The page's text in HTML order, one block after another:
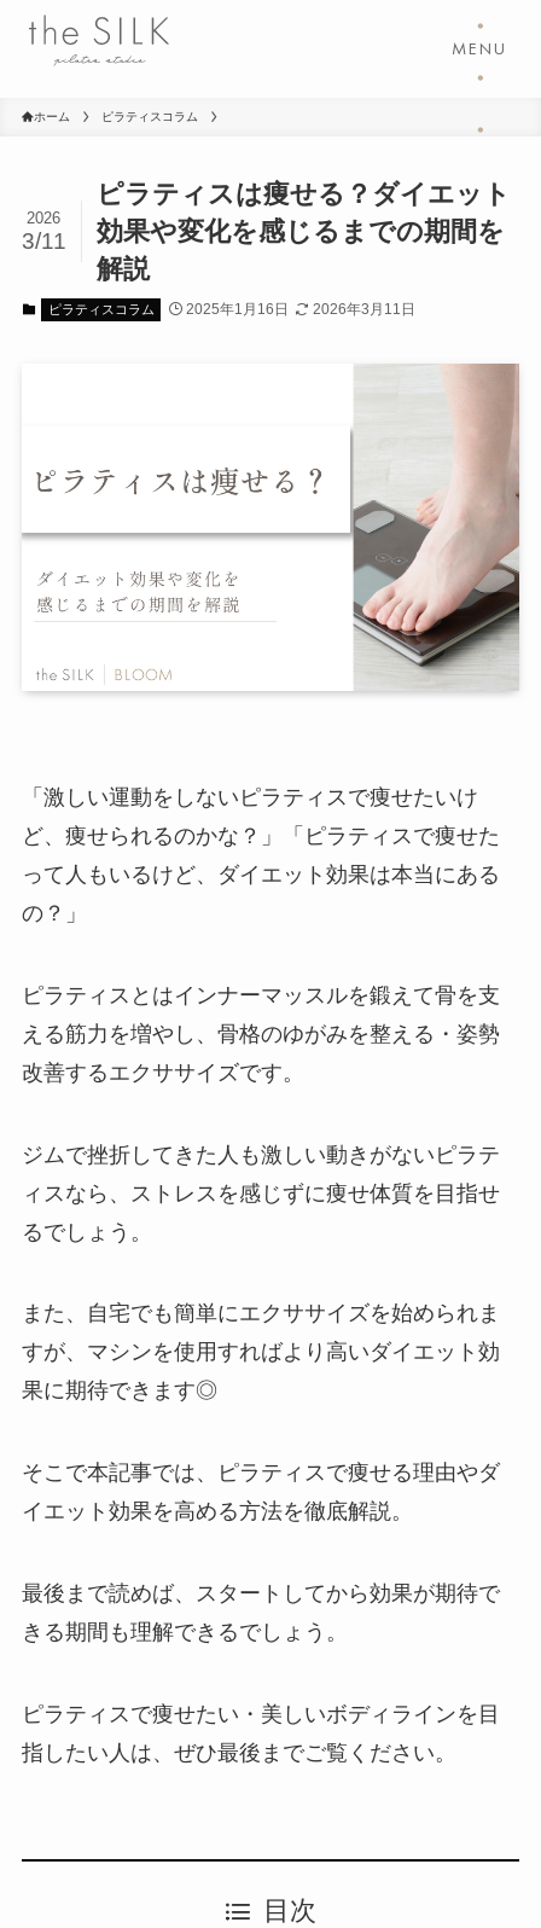
・
・
・
MENU
ホーム ピラティスコラム
ピラティスは痩せる？ダイエット
効果や変化を感じるまでの期間を
解説
2026
3/11
ピラティスコラム 2025年1月16日 2026年3月11日
「激しい運動をしないピラティスで痩せたいけ
ど、痩せられるのかな？」「ピラティスで痩せた
って人もいるけど、ダイエット効果は本当にある
の？」
ピラティスとはインナーマッスルを鍛えて骨を支
える筋力を増やし、骨格のゆがみを整える・姿勢
改善するエクササイズです。
ジムで挫折してきた人も激しい動きがないピラテ
ィスなら、ストレスを感じずに痩せ体質を目指せ
るでしょう。
また、自宅でも簡単にエクササイズを始められま
すが、マシンを使用すればより高いダイエット効
果に期待できます◎
そこで本記事では、ピラティスで痩せる理由やダ
イエット効果を高める方法を徹底解説。
最後まで読めば、スタートしてから効果が期待で
きる期間も理解できるでしょう。
ピラティスで痩せたい・美しいボディラインを目
指したい人は、ぜひ最後までご覧ください。
目次